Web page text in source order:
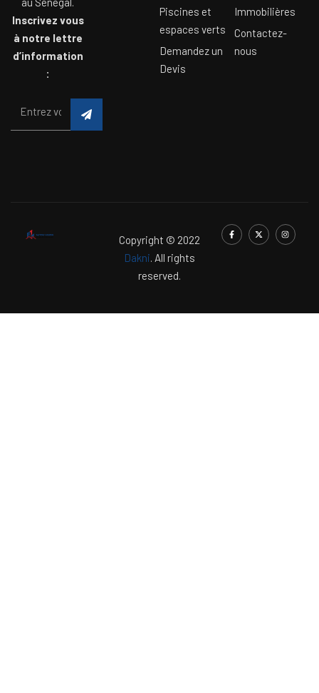
Inscrivez vous
à notre lettre
d’information
:
Piscines et
espaces verts
Demandez un
Devis
Immobilières
Contactez-
nous
Copyright © 2022
Dakni. All rights
reserved.